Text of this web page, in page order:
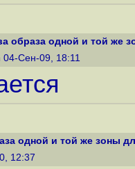
образа одной и той же
04-Сен-09, 18:11
одной и той же зоны
12:37